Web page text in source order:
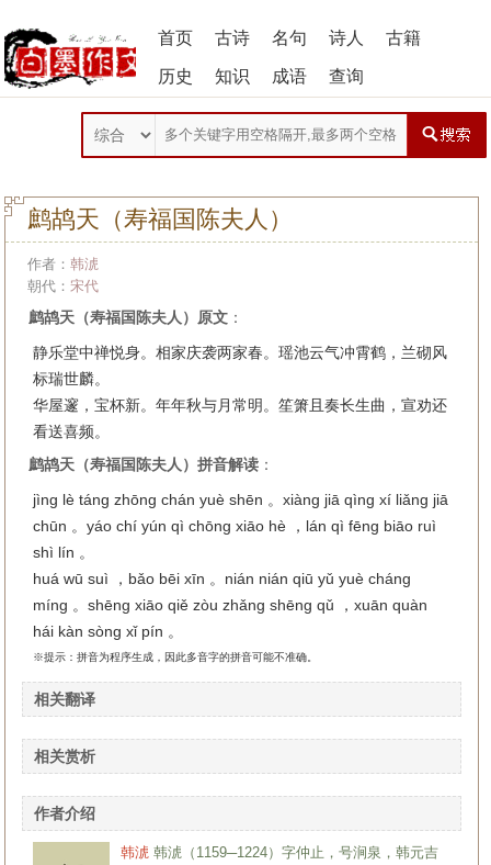
首页 古诗 名句 诗人 古籍
历史 知识 成语 查询
鹧鸪天（寿福国陈夫人）
作者：韩淲
朝代：宋代
鹧鸪天（寿福国陈夫人）原文 ：
静乐堂中禅悦身。相家庆袭两家春。瑶池云气冲霄鹤，兰砌风
标瑞世麟。
华屋邃，宝杯新。年年秋与月常明。笙箫且奏长生曲，宣劝还
看送喜频。
鹧鸪天（寿福国陈夫人）拼音解读 ：
jìng lè táng zhōng chán yuè shēn 。xiàng jiā qìng xí liǎng jiā
chūn 。yáo chí yún qì chōng xiāo hè ，lán qì fēng biāo ruì
shì lín 。
huá wū suì ，bǎo bēi xīn 。nián nián qiū yǔ yuè cháng
míng 。shēng xiāo qiě zòu zhǎng shēng qǔ ，xuān quàn
hái kàn sòng xǐ pín 。
※提示：拼音为程序生成，因此多音字的拼音可能不准确。
相关翻译
相关赏析
作者介绍
韩淲 韩淲（1159─1224）字仲止，号涧泉，韩元吉